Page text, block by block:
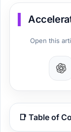
Open this
📑 Table of